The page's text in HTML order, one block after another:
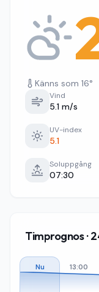
Känns som 16°
Vind
5.1 m/s
UV-index
5.1
Soluppgång
07:30
Timprognos ·
Nu 13:00